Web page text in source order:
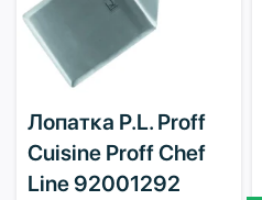
Лопатка P.L. Proff
Cuisine Proff Chef
Line 92001292